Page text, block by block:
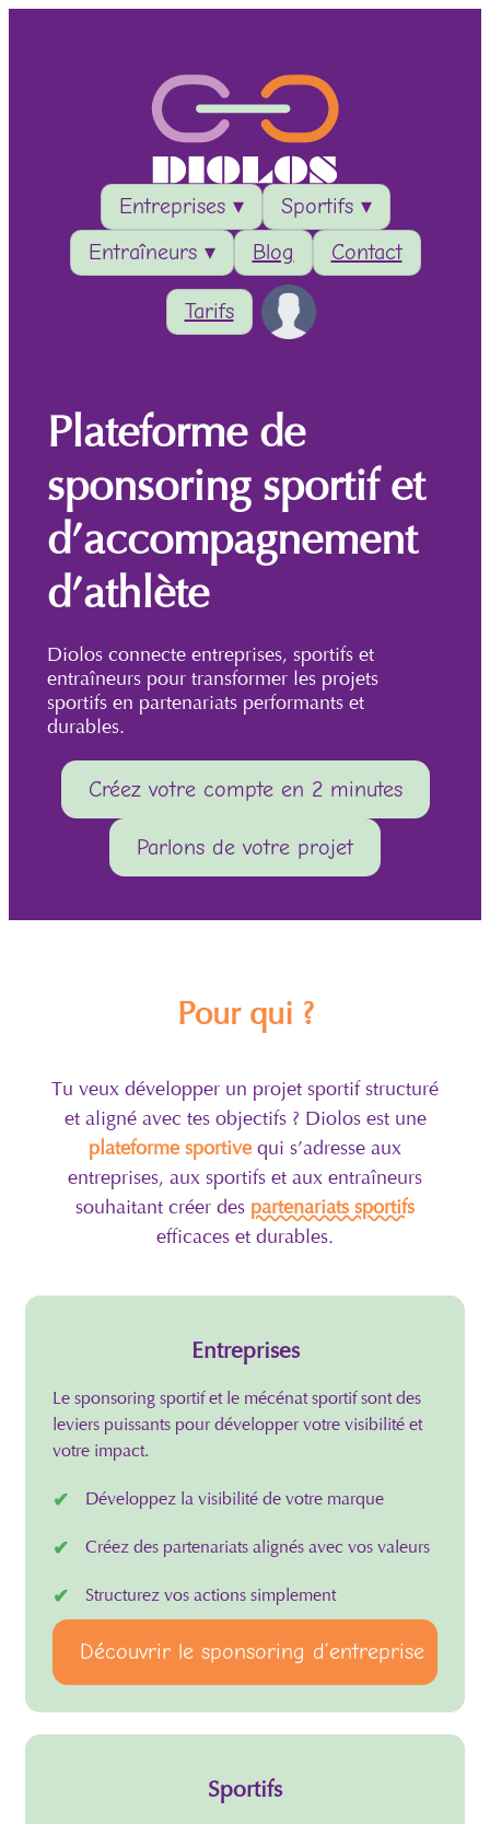
Entreprises ▾
Sportifs ▾
Entraîneurs ▾
Blog Contact
Tarifs
Plateforme de
sponsoring sportif et
d’accompagnement
d’athlète
Diolos connecte entreprises, sportifs et
entraîneurs pour transformer les projets
sportifs en partenariats performants et
durables.
Créez votre compte en 2 minutes
Parlons de votre projet
Pour qui ?
Tu veux développer un projet sportif structuré
et aligné avec tes objectifs ? Diolos est une
plateforme sportivequi s’adresse aux
entreprises, aux sportifs et aux entraîneurs
souhaitant créer des partenariats sportifs
efficaces et durables.
Entreprises
Le sponsoring sportif et le mécénat sportif sont des
leviers puissants pour développer votre visibilité et
votre impact.
Développez la visibilité de votre marque
Créez des partenariats alignés avec vos valeurs
Structurez vos actions simplement
Découvrir le sponsoring d’entreprise
Sportifs